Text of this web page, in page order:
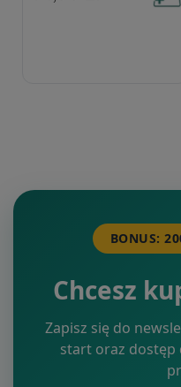
BONUS:
Chcesz
Zapisz się do
start oraz dostęp